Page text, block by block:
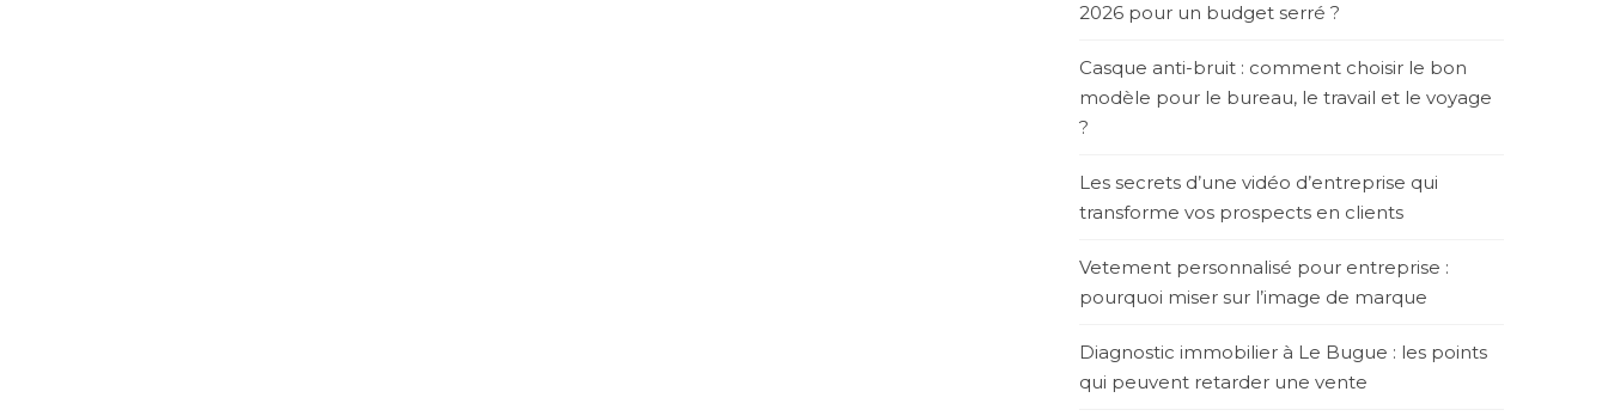
2026 pour un budget serré ?
Casque anti-bruit : comment choisir le bon
modèle pour le bureau, le travail et le voyage
?
Les secrets d’une vidéo d’entreprise qui
transforme vos prospects en clients
Vetement personnalisé pour entreprise :
pourquoi miser sur l’image de marque
Diagnostic immobilier à Le Bugue : les points
qui peuvent retarder une vente